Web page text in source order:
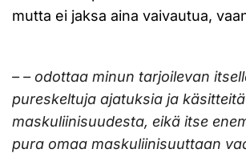
mutta ei jaksa aina vaivautua,
– – odottaa minun tarjoilevan
pureskeltuja ajatuksia ja käsitteitä
maskuliinisuudesta, eikä itse
pura omaa maskuliinisuuttaan